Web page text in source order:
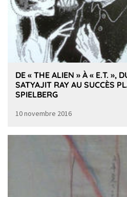
DE « THE ALIEN » À « E.T. »,
SATYAJIT RAY AU SUCCÈS
SPIELBERG
10 novembre 2016